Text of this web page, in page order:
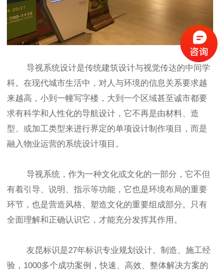
导视系统设计是传统建筑设计与视觉传达的中间学
科。在现代城市生活中，对人与环境的信息关系要求越
来越高，小到一幢写字楼，大到一个区域甚至诚市都要
求有科学和人性化的导航设计，它不再是由材料、造
型、或加工类型来进行界定的单项设计制作项目，而是
融入物业运营的系统设计项目。
导视系统，作为一种文化或文化的一部分，它不但
有着引导、说明、指示等功能，它也是环境布局的重要
环节，也是营造风格、塑造文化的重要组成部分。只有
全面理解和正确认识它，才能充分发挥其作用。
友昆标识是27年标识专业规划设计、制造、施工经
验，1000多个成功案例，快速、高效、整体解决方案的